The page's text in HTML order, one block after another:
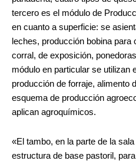
tercero es el módulo de
en cuanto a superficie: se
leches, producción bobina
corral, de exposición,
módulo en particular se utilizan
producción de forraje, alimento
esquema de producción
aplican agroquímicos.
«El tambo, en la parte de la
estructura de base pastoril,